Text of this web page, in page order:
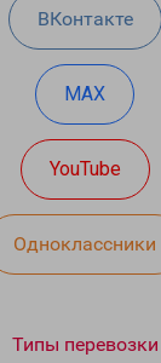
ВКонтакте
MAX
YouTube
Одноклассники
Типы перевозки